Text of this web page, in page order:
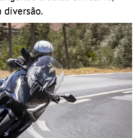
diversão.